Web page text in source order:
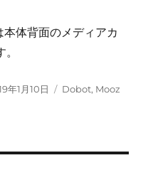
体背面のメディアカ
年1月10日
カ
Dobot, Mooz